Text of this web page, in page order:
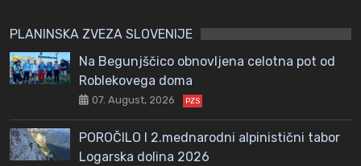
PLANINSKA ZVEZA SLOVENIJE
Na Begunjščico obnovljena celotna pot od
Roblekovega doma
07. August, 2026 PZS
POROČILO I 2.mednarodni alpinistični tabor
Logarska dolina 2026